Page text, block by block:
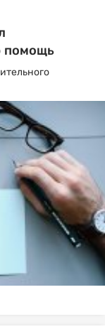
помощь